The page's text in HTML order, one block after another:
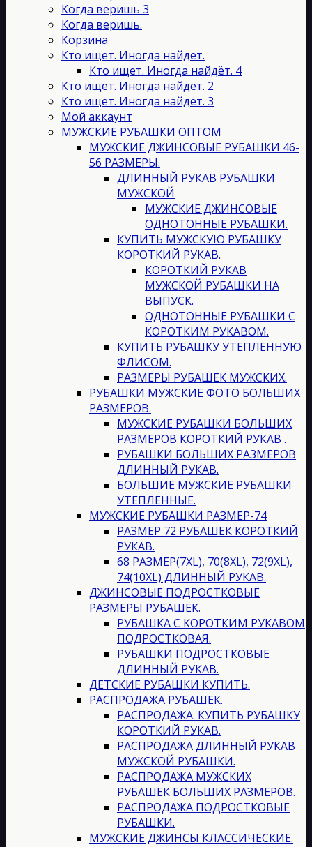
Когда веришь 3
Когда веришь.
Корзина
Кто ищет. Иногда найдет.
Кто ищет. Иногда найдёт. 4
Кто ищет. Иногда найдет. 2
Кто ищет. Иногда найдёт. 3
Мой аккаунт
МУЖСКИЕ РУБАШКИ ОПТОМ
МУЖСКИЕ ДЖИНСОВЫЕ РУБАШКИ 46-
56 РАЗМЕРЫ.
ДЛИННЫЙ РУКАВ РУБАШКИ
МУЖСКОЙ
МУЖСКИЕ ДЖИНСОВЫЕ
ОДНОТОННЫЕ РУБАШКИ.
КУПИТЬ МУЖСКУЮ РУБАШКУ
КОРОТКИЙ РУКАВ.
КОРОТКИЙ РУКАВ
МУЖСКОЙ РУБАШКИ НА
ВЫПУСК.
ОДНОТОННЫЕ РУБАШКИ С
КОРОТКИМ РУКАВОМ.
КУПИТЬ РУБАШКУ УТЕПЛЕННУЮ
ФЛИСОМ.
РАЗМЕРЫ РУБАШЕК МУЖСКИХ.
РУБАШКИ МУЖСКИЕ ФОТО БОЛЬШИХ
РАЗМЕРОВ.
МУЖСКИЕ РУБАШКИ БОЛЬШИХ
РАЗМЕРОВ КОРОТКИЙ РУКАВ .
РУБАШКИ БОЛЬШИХ РАЗМЕРОВ
ДЛИННЫЙ РУКАВ.
БОЛЬШИЕ МУЖСКИЕ РУБАШКИ
УТЕПЛЕННЫЕ.
МУЖСКИЕ РУБАШКИ РАЗМЕР-74
РАЗМЕР 72 РУБАШЕК КОРОТКИЙ
РУКАВ.
68 РАЗМЕР(7XL), 70(8XL), 72(9XL),
74(10XL) ДЛИННЫЙ РУКАВ.
ДЖИНСОВЫЕ ПОДРОСТКОВЫЕ
РАЗМЕРЫ РУБАШЕК.
РУБАШКА С КОРОТКИМ РУКАВОМ
ПОДРОСТКОВАЯ.
РУБАШКИ ПОДРОСТКОВЫЕ
ДЛИННЫЙ РУКАВ.
ДЕТСКИЕ РУБАШКИ КУПИТЬ.
РАСПРОДАЖА РУБАШЕК.
РАСПРОДАЖА. КУПИТЬ РУБАШКУ
КОРОТКИЙ РУКАВ.
РАСПРОДАЖА ДЛИННЫЙ РУКАВ
МУЖСКОЙ РУБАШКИ.
РАСПРОДАЖА МУЖСКИХ
РУБАШЕК БОЛЬШИХ РАЗМЕРОВ.
РАСПРОДАЖА ПОДРОСТКОВЫЕ
РУБАШКИ.
МУЖСКИЕ ДЖИНСЫ КЛАССИЧЕСКИЕ.